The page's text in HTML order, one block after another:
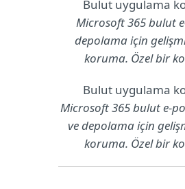
Bulut uygulama
Microsoft 365 bulut
depolama için
koruma. Özel bir
Bulut uygulama
Microsoft 365 bulut e-
ve depolama için
koruma. Özel bir